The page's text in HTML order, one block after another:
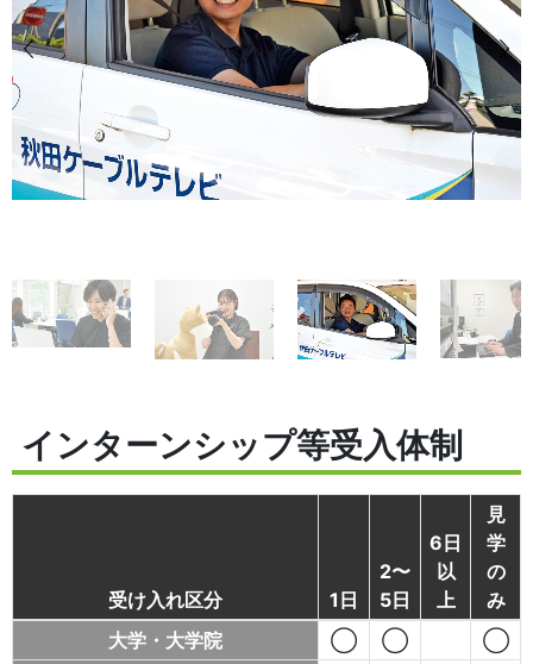
インターンシップ等受入体制
受け入れ区分 1日
2〜
5日
6日
以
上
見
学
の
み
大学・大学院
◯ ◯ ◯